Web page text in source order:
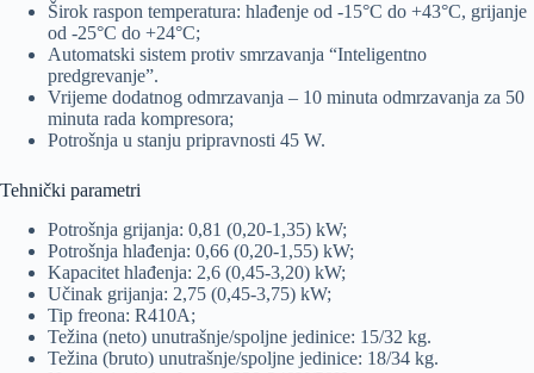
Širok raspon temperatura: hlađenje od -15°C do +43°C, grijanje
od -25°C do +24°C;
Automatski sistem protiv smrzavanja “Inteligentno
predgrevanje”.
Vrijeme dodatnog odmrzavanja – 10 minuta odmrzavanja za 50
minuta rada kompresora;
Potrošnja u stanju pripravnosti 45 W.
Tehnički parametri
Potrošnja grijanja: 0,81 (0,20-1,35) kW;
Potrošnja hlađenja: 0,66 (0,20-1,55) kW;
Kapacitet hlađenja: 2,6 (0,45-3,20) kW;
Učinak grijanja: 2,75 (0,45-3,75) kW;
Tip freona: R410A;
Težina (neto) unutrašnje/spoljne jedinice: 15/32 kg.
Težina (bruto) unutrašnje/spoljne jedinice: 18/34 kg.